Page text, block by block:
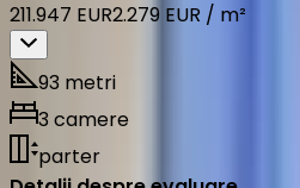
211.947 EUR2.279 EUR / m²
93 metri
3 camere
parter